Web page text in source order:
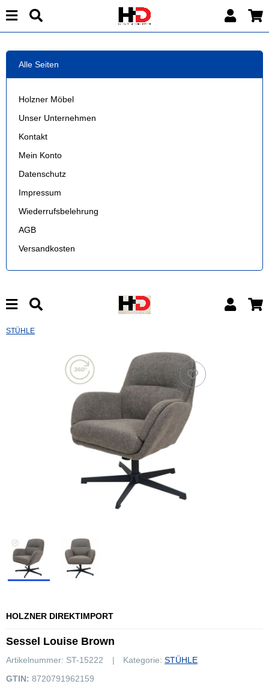
Alle Seiten
Holzner Möbel
Unser Unternehmen
Kontakt
Mein Konto
Datenschutz
Impressum
Wiederrufsbelehrung
AGB
Versandkosten
STÜHLE
HOLZNER DIREKTIMPORT
Sessel Louise Brown
Artikelnummer: ST-15222 Kategorie: STÜHLE
GTIN: 8720791962159